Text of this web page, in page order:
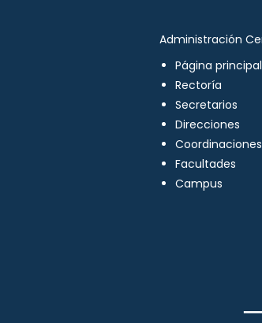
Administración
Página principal
Rectoría
Secretarios
Direcciones
Coordinaciones
Facultades
Campus